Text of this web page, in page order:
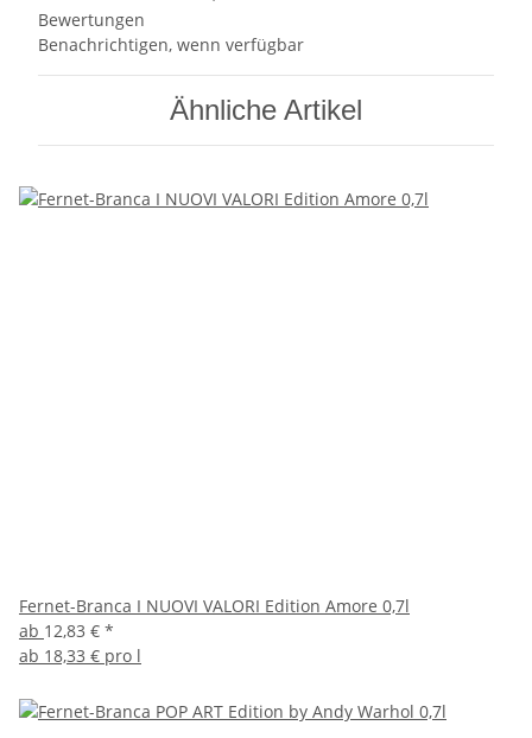
Bewertungen
Benachrichtigen, wenn verfügbar
Ähnliche Artikel
Fernet-Branca I NUOVI VALORI Edition Amore 0,7l
ab 12,83 € *
ab 18,33 € pro l